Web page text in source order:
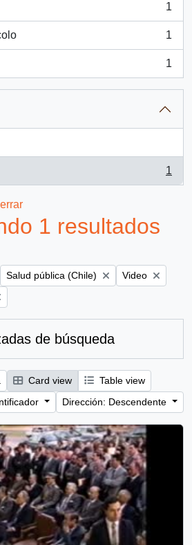
1
1
1
1
1 resultados
Remove filter:
Salud pública (Chile) Remove filter:
Video
de búsqueda
Card view
Table view
Dirección: Descendente